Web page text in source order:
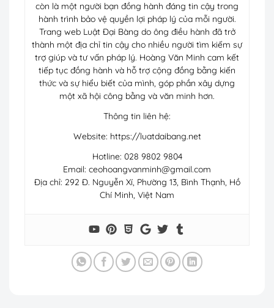
còn là một người bạn đồng hành đáng tin cậy trong
hành trình bảo vệ quyền lợi pháp lý của mỗi người.
Trang web Luật Đại Bàng do ông điều hành đã trở
thành một địa chỉ tin cậy cho nhiều người tìm kiếm sự
trợ giúp và tư vấn pháp lý. Hoàng Văn Minh cam kết
tiếp tục đồng hành và hỗ trợ cộng đồng bằng kiến
thức và sự hiểu biết của mình, góp phần xây dựng
một xã hội công bằng và văn minh hơn.
Thông tin liên hệ:
Website: https://luatdaibang.net
Hotline: 028 9802 9804
Email: ceohoangvanminh@gmail.com
Địa chỉ: 292 Đ. Nguyễn Xí, Phường 13, Bình Thạnh, Hồ
Chí Minh, Việt Nam